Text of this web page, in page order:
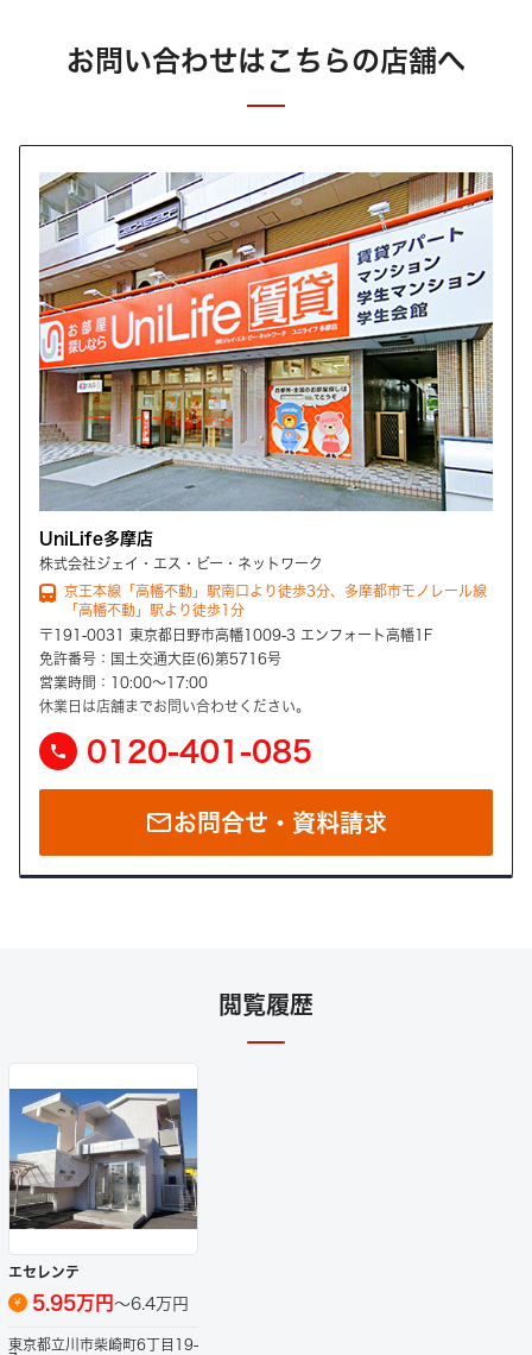
お問い合わせはこちらの店舗へ
UniLife多摩店
株式会社ジェイ・エス・ビー・ネットワーク
京王本線「高幡不動」駅南口より徒歩3分、多摩都市モノレール線
「高幡不動」駅より徒歩1分
〒191-0031 東京都日野市高幡1009-3 エンフォート高幡1F
免許番号：国土交通大臣(6)第5716号
営業時間：10:00～17:00
休業日は店舗までお問い合わせください。
phone 0120-401-085
emailお問合せ・資料請求
閲覧履歴
エセレンテ
¥ 5.95万円 ～6.4万円
東京都立川市柴崎町6丁目19-